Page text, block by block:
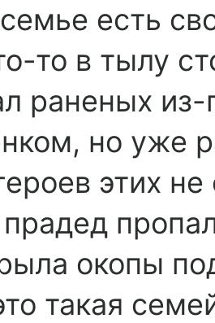
есть
то в тылу
раненых
но уже
этих не
окопы
такая